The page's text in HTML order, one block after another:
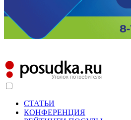
СТАТЬИ
КОНФЕРЕНЦИЯ